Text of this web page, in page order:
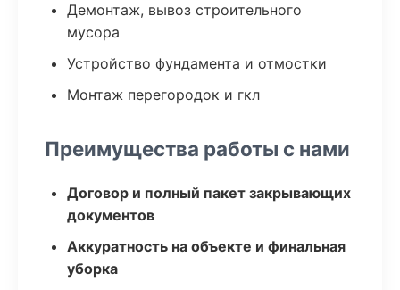
Демонтаж, вывоз строительного
мусора
Устройство фундамента и отмостки
Монтаж перегородок и гкл
Преимущества работы с нами
Договор и полный пакет закрывающих
документов
Аккуратность на объекте и финальная
уборка